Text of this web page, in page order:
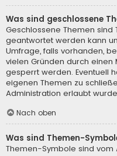
Was sind geschlossene
Geschlossene Themen
geantwortet werden kann
Umfrage, falls vorhanden,
vielen Gründen durch
gesperrt werden. Eventuell
eigenen Themen zu
Administration erlaubt
Nach oben
Was sind Themen-
Themen-Symbole sind vom